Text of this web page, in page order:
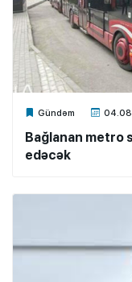
Gündəm
Xalq.Online
Bağlanan metro
edəcək